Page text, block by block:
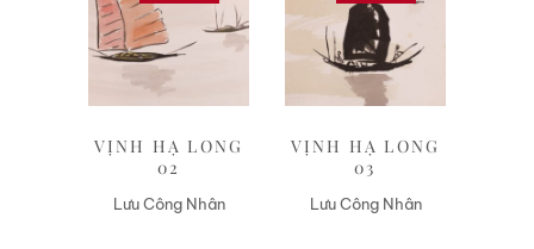
Liên hệ
VỊNH HẠ LONG
02
Lưu Công Nhân
Liên hệ
VỊNH HẠ LONG
03
Lưu Công Nhân